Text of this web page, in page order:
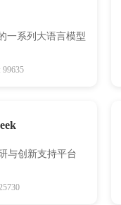
一系列大语言模型
与创新支持平台